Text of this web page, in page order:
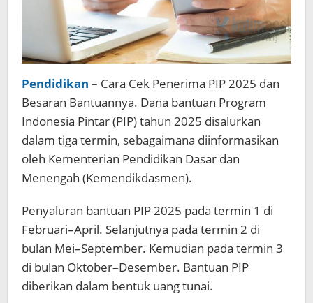
Pendidikan – Cara Cek Penerima PIP 2025 dan
Besaran Bantuannya. Dana bantuan Program
Indonesia Pintar (PIP) tahun 2025 disalurkan
dalam tiga termin, sebagaimana diinformasikan
oleh Kementerian Pendidikan Dasar dan
Menengah (Kemendikdasmen).
Penyaluran bantuan PIP 2025 pada termin 1 di
Februari–April. Selanjutnya pada termin 2 di
bulan Mei–September. Kemudian pada termin 3
di bulan Oktober–Desember. Bantuan PIP
diberikan dalam bentuk uang tunai.